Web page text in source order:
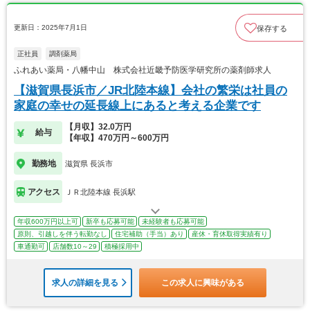
更新日：2025年7月1日 保存する
正社員 調剤薬局
ふれあい薬局・八幡中山 株式会社近畿予防医学研究所の薬剤師求人
【滋賀県長浜市／JR北陸本線】会社の繁栄は社員の
家庭の幸せの延長線上にあると考える企業です
給与
【月収】32.0万円
【年収】470万円～600万円
勤務地 滋賀県 長浜市
アクセス ＪＲ北陸本線 長浜駅
年収600万円以上可 新卒も応募可能
未経験者も応募可能
原則、引越しを伴う転勤なし
住宅補助（手当）あり
産休・育休取得実績有り
車通勤可
店舗数10～29 積極採用中
求人の詳細を見る この求人に興味がある